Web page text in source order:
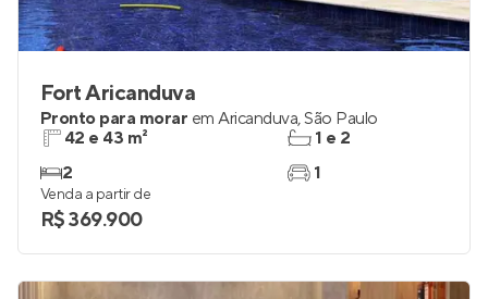
Fort Aricanduva
Pronto para morar em Aricanduva,São Paulo
42 e 43 m²
2
1 e 2
1
Venda a partir de
R$ 369.900